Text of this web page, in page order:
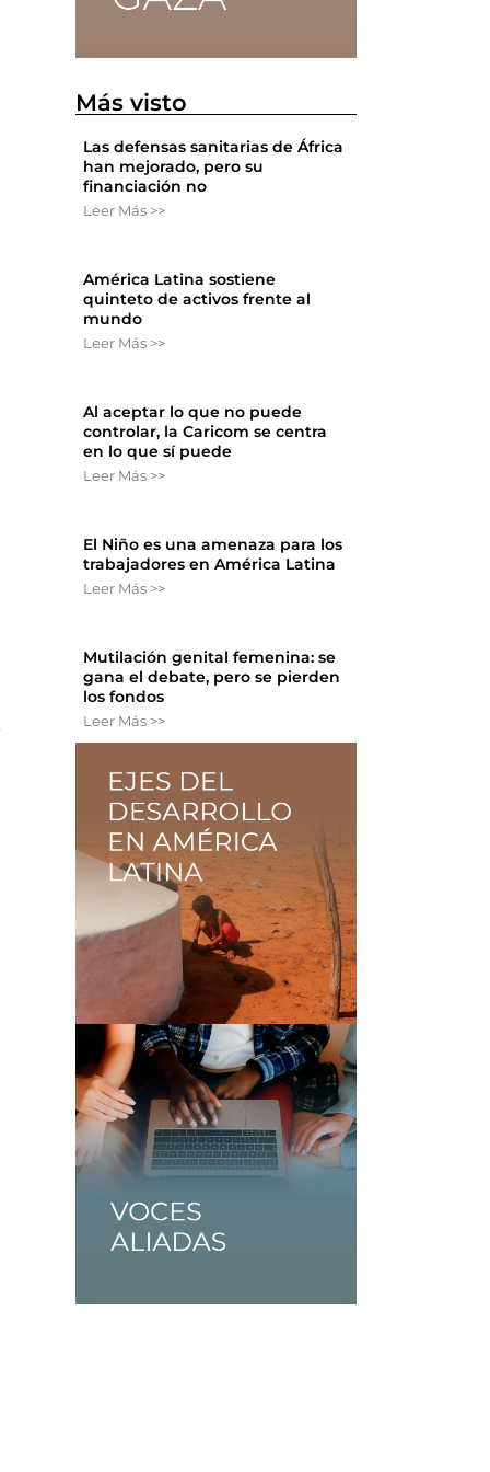
Más visto
Las defensas sanitarias de África
han mejorado, pero su
financiación no
Leer Más >>
América Latina sostiene
quinteto de activos frente al
mundo
Leer Más >>
Al aceptar lo que no puede
controlar, la Caricom se centra
en lo que sí puede
Leer Más >>
El Niño es una amenaza para los
trabajadores en América Latina
Leer Más >>
Mutilación genital femenina: se
gana el debate, pero se pierden
los fondos
Leer Más >>